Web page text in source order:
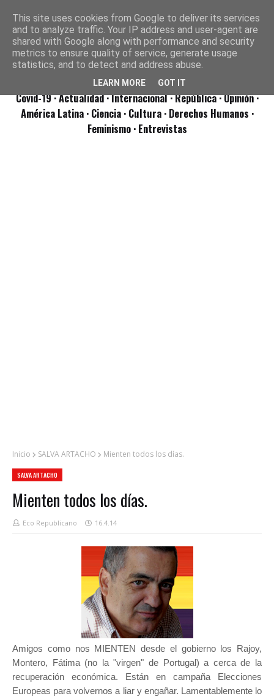
Covid-19· Actualidad· Internacional· República· Opinión·
América Latina · Ciencia · Cultura · Derechos Humanos ·
Feminismo · Entrevistas
Inicio SALVA ARTACHO Mienten todos los días.
SALVA ARTACHO
Mienten todos los días.
Eco Republicano 16.4.14
Amigos como nos MIENTEN desde el gobierno los Rajoy,
Montero, Fátima (no la "virgen" de Portugal) a cerca de la
recuperación económica. Están en campaña Elecciones
Europeas para volvernos a liar y engañar. Lamentablemente lo
This site uses cookies from Google to deliver its services
and to analyze traffic. Your IP address and user-agent are
shared with Google along with performance and security
metrics to ensure quality of service, generate usage
statistics, and to detect and address abuse.
LEARN MORE GOT IT